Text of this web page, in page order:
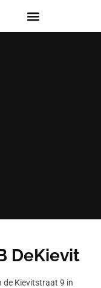
DeKievit
de Kievitstraat 9 in